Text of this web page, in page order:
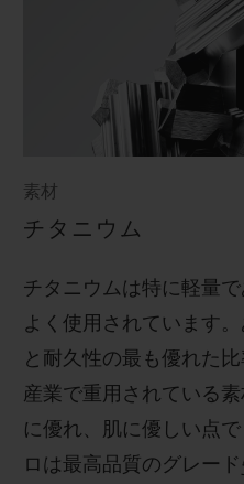
素材
チタニウム
チタニウムは特に軽量
よく使用されています
と耐久性の最も優れた
産業で重用されている
に優れ、肌に優しい点
ロは最高品質のグレード